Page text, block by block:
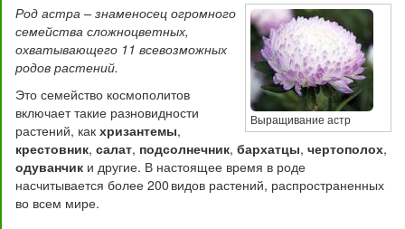
Выращивание астр
Род астра – знаменосец огромного
семейства сложноцветных,
охватывающего 11 всевозможных
родов растений.
Это семейство космополитов
включает такие разновидности
растений, как хризантемы,
крестовник, салат, подсолнечник, бархатцы, чертополох,
одуванчик и другие. В настоящее время в роде
насчитывается более 200 видов растений, распространенных
во всем мире.